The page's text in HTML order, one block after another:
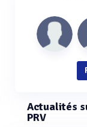
Actualités
PRV